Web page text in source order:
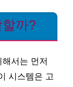
까?
서는 먼저
시스템은 고